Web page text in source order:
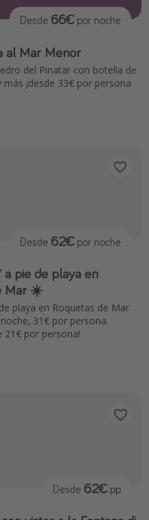
al Mar Menor
del Pinatar con botella de
más ¡desde 33€ por persona
Desde 66€ por noche
a pie de playa en
Mar ☀️
playa en Roquetas de Mar
31€ por persona.
21€ por persona!
Desde 62€ por noche
Desde 62€ pp